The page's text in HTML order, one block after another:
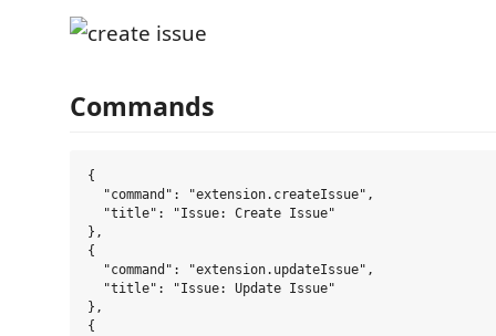
Commands
{
  "command": "extension.createIssue",
  "title": "Issue: Create Issue"
},
{
  "command": "extension.updateIssue",
  "title": "Issue: Update Issue"
},
{